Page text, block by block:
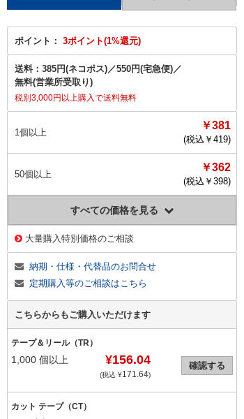
ポイント： 3ポイント(1%還元)
送料： 385円(ネコポス)／550円(宅急便)／
無料(営業所受取り)
税別3,000円以上購入で送料無料
1個以上
￥381
(税込￥ 419)
50個以上
￥362
(税込￥ 398)
すべての価格を見る
大量購入特別価格のご相談
納期・仕様・代替品のお問合せ
定期購入等のご相談はこちら
こちらからもご購入いただけます
テープ＆リール（TR）
1,000 個以上 ¥156.04
(税込 ¥171.64)
確認する
カット テープ（CT）